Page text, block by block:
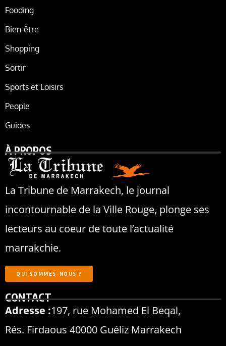
Fooding
Bien-être
Shopping
Sortir
Sports et Loisirs
People
Guides
À PROPOS
La Tribune de Marrakech, le journal
incontournable de la Ville Rouge, plonge ses
lecteurs au coeur de toute l’actualité
marrakchie.
QUI SOMMES-NOUS ?
CONTACT
Adresse :197, rue Mohamed El Beqal,
Rés. Firdaous 40000 Guéliz Marrakech